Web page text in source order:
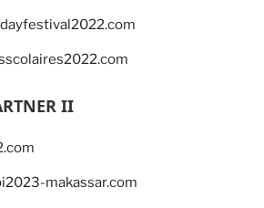
II
makassar.com